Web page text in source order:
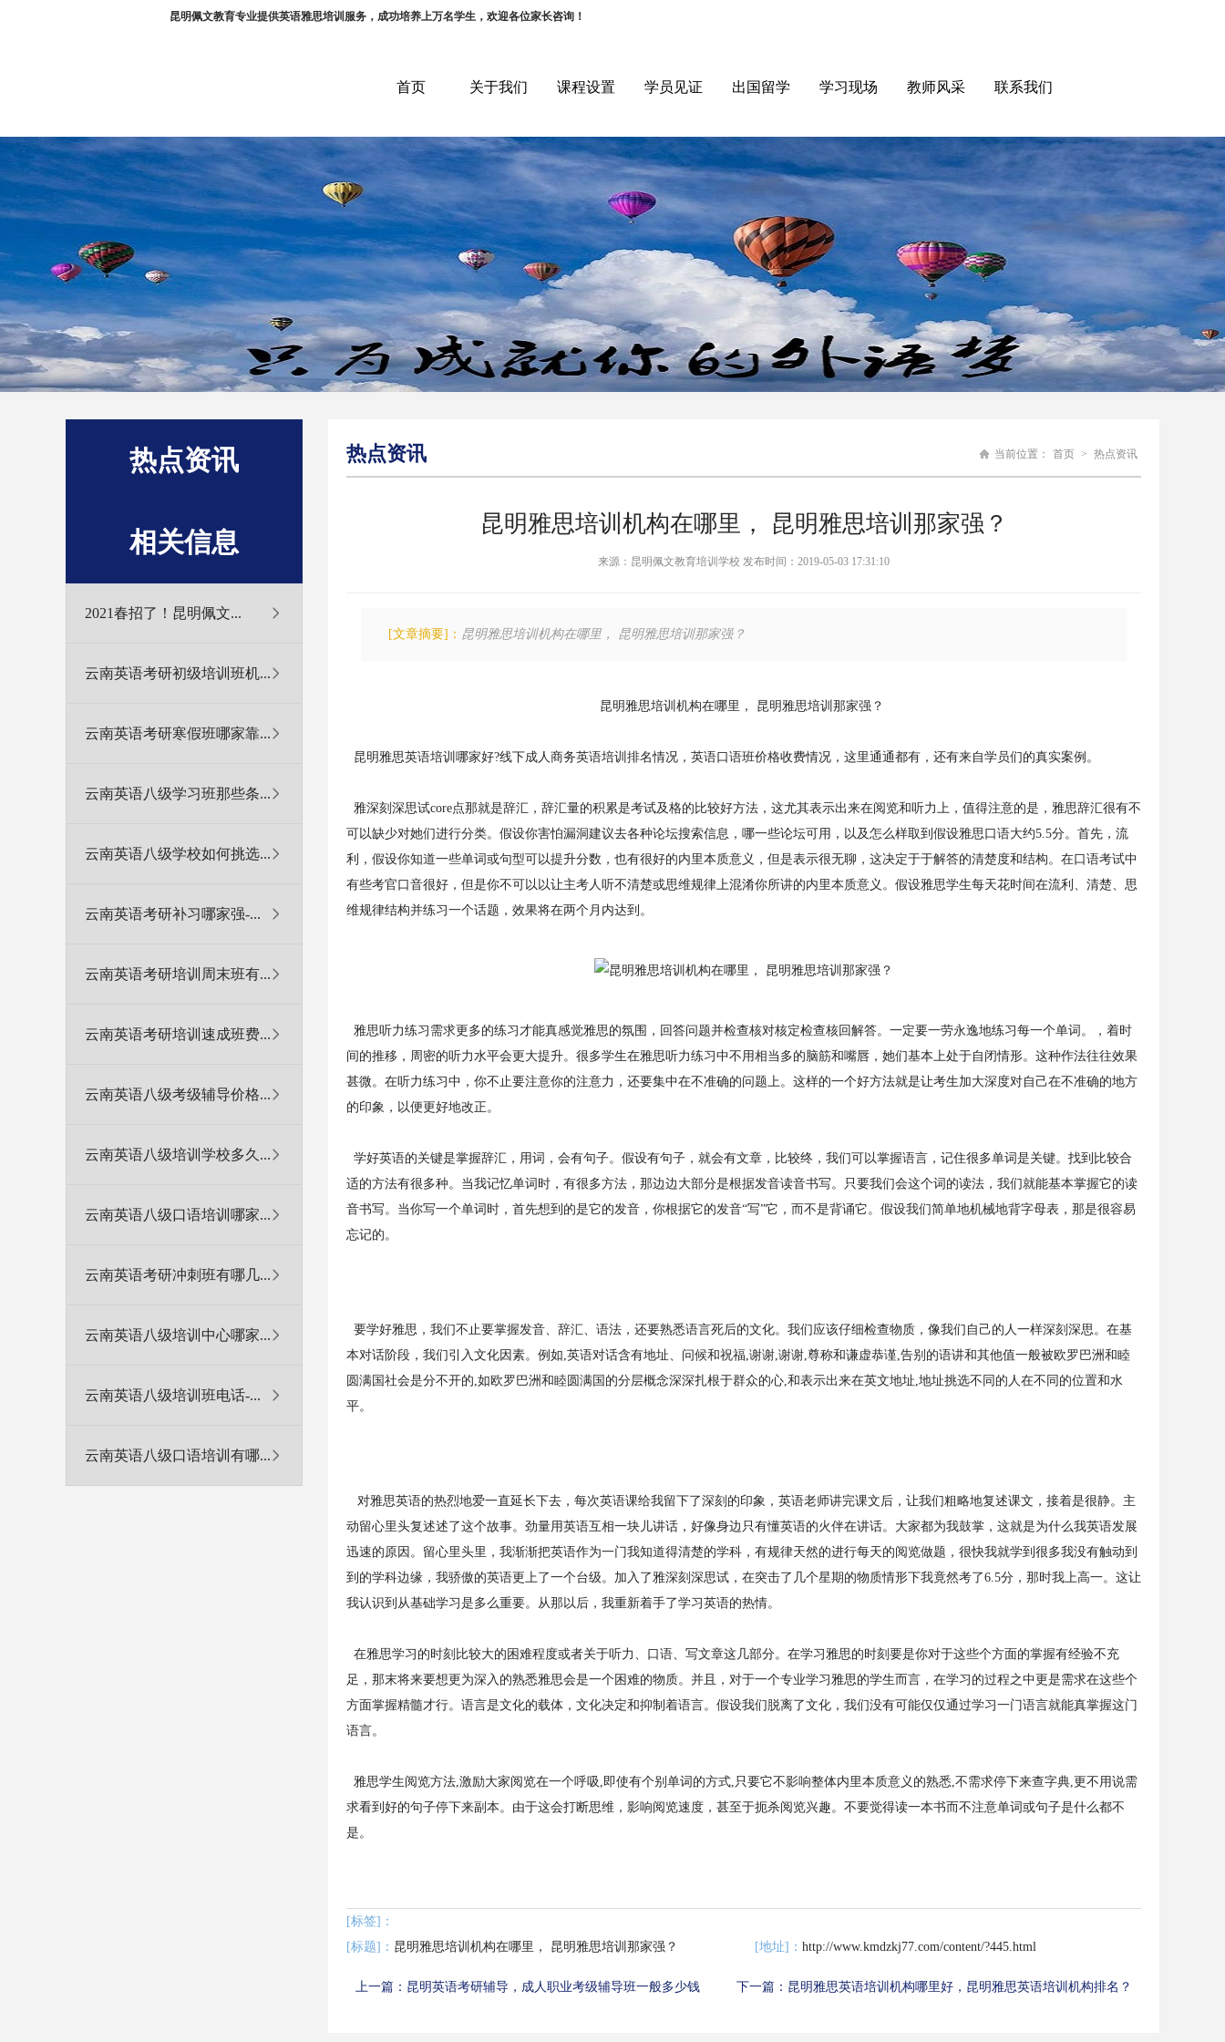
昆明佩文教育专业提供英语雅思培训服务，成功培养上万名学生，欢迎各位家长咨询！
首页 关于我们 课程设置 学员见证 出国留学 学习现场 教师风采 联系我们
热点资讯
相关信息
2021春招了！昆明佩文...
云南英语考研初级培训班机...
云南英语考研寒假班哪家靠...
云南英语八级学习班那些条...
云南英语八级学校如何挑选...
云南英语考研补习哪家强-...
云南英语考研培训周末班有...
云南英语考研培训速成班费...
云南英语八级考级辅导价格...
云南英语八级培训学校多久...
云南英语八级口语培训哪家...
云南英语考研冲刺班有哪几...
云南英语八级培训中心哪家...
云南英语八级培训班电话-...
云南英语八级口语培训有哪...
热点资讯 当前位置： 首页 > 热点资讯
昆明雅思培训机构在哪里， 昆明雅思培训那家强？
来源：昆明佩文教育培训学校 发布时间：2019-05-03 17:31:10
[文章摘要]： 昆明雅思培训机构在哪里， 昆明雅思培训那家强？
昆明雅思培训机构在哪里， 昆明雅思培训那家强？
昆明雅思英语培训哪家好?线下成人商务英语培训排名情况，英语口语班价格收费情况，这里通通都有，还有来自学员们的真实案例。
雅深刻深思试core点那就是辞汇，辞汇量的积累是考试及格的比较好方法，这尤其表示出来在阅览和听力上，值得注意的是，雅思辞汇很有不
可以缺少对她们进行分类。假设你害怕漏洞建议去各种论坛搜索信息，哪一些论坛可用，以及怎么样取到假设雅思口语大约5.5分。首先，流
利，假设你知道一些单词或句型可以提升分数，也有很好的内里本质意义，但是表示很无聊，这决定于于解答的清楚度和结构。在口语考试中
有些考官口音很好，但是你不可以以让主考人听不清楚或思维规律上混淆你所讲的内里本质意义。假设雅思学生每天花时间在流利、清楚、思
维规律结构并练习一个话题，效果将在两个月内达到。
雅思听力练习需求更多的练习才能真感觉雅思的氛围，回答问题并检查核对核定检查核回解答。一定要一劳永逸地练习每一个单词。，着时
间的推移，周密的听力水平会更大提升。很多学生在雅思听力练习中不用相当多的脑筋和嘴唇，她们基本上处于自闭情形。这种作法往往效果
甚微。在听力练习中，你不止要注意你的注意力，还要集中在不准确的问题上。这样的一个好方法就是让考生加大深度对自己在不准确的地方
的印象，以便更好地改正。
学好英语的关键是掌握辞汇，用词，会有句子。假设有句子，就会有文章，比较终，我们可以掌握语言，记住很多单词是关键。找到比较合
适的方法有很多种。当我记忆单词时，有很多方法，那边边大部分是根据发音读音书写。只要我们会这个词的读法，我们就能基本掌握它的读
音书写。当你写一个单词时，首先想到的是它的发音，你根据它的发音“写”它，而不是背诵它。假设我们简单地机械地背字母表，那是很容易
忘记的。
要学好雅思，我们不止要掌握发音、辞汇、语法，还要熟悉语言死后的文化。我们应该仔细检查物质，像我们自己的人一样深刻深思。在基
本对话阶段，我们引入文化因素。例如,英语对话含有地址、问候和祝福,谢谢,谢谢,尊称和谦虚恭谨,告别的语讲和其他值一般被欧罗巴洲和睦
圆满国社会是分不开的,如欧罗巴洲和睦圆满国的分层概念深深扎根于群众的心,和表示出来在英文地址,地址挑选不同的人在不同的位置和水
平。
对雅思英语的热烈地爱一直延长下去，每次英语课给我留下了深刻的印象，英语老师讲完课文后，让我们粗略地复述课文，接着是很静。主
动留心里头复述述了这个故事。劲量用英语互相一块儿讲话，好像身边只有懂英语的火伴在讲话。大家都为我鼓掌，这就是为什么我英语发展
迅速的原因。留心里头里，我渐渐把英语作为一门我知道得清楚的学科，有规律天然的进行每天的阅览做题，很快我就学到很多我没有触动到
到的学科边缘，我骄傲的英语更上了一个台级。加入了雅深刻深思试，在突击了几个星期的物质情形下我竟然考了6.5分，那时我上高一。这让
我认识到从基础学习是多么重要。从那以后，我重新着手了学习英语的热情。
在雅思学习的时刻比较大的困难程度或者关于听力、口语、写文章这几部分。在学习雅思的时刻要是你对于这些个方面的掌握有经验不充
足，那末将来要想更为深入的熟悉雅思会是一个困难的物质。并且，对于一个专业学习雅思的学生而言，在学习的过程之中更是需求在这些个
方面掌握精髓才行。语言是文化的载体，文化决定和抑制着语言。假设我们脱离了文化，我们没有可能仅仅通过学习一门语言就能真掌握这门
语言。
雅思学生阅览方法,激励大家阅览在一个呼吸,即使有个别单词的方式,只要它不影响整体内里本质意义的熟悉,不需求停下来查字典,更不用说需
求看到好的句子停下来副本。由于这会打断思维，影响阅览速度，甚至于扼杀阅览兴趣。不要觉得读一本书而不注意单词或句子是什么都不
是。
[标签]：
[标题]： 昆明雅思培训机构在哪里， 昆明雅思培训那家强？ [地址]： http://www.kmdzkj77.com/content/?445.html
上一篇： 昆明英语考研辅导，成人职业考级辅导班一般多少钱 下一篇： 昆明雅思英语培训机构哪里好，昆明雅思英语培训机构排名？